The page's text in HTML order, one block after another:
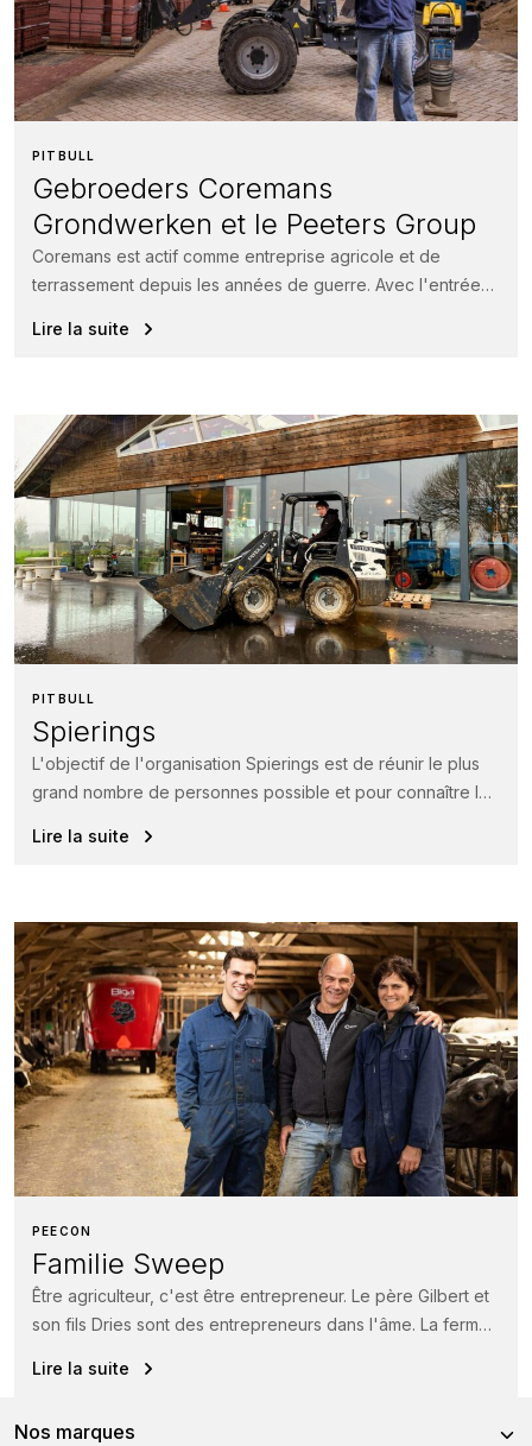
PITBULL
Gebroeders Coremans
Grondwerken et le Peeters Group
Coremans est actif comme entreprise agricole et de
terrassement depuis les années de guerre. Avec l'entrée
Lire la suite
PITBULL
Spierings
L'objectif de l'organisation Spierings est de réunir le plus
grand nombre de personnes possible et pour connaître la
Lire la suite
PEECON
Familie Sweep
Être agriculteur, c'est être entrepreneur. Le père Gilbert et
son fils Dries sont des entrepreneurs dans l'âme. La ferme
Lire la suite
Nos marques